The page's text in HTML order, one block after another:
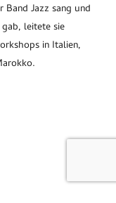
Band Jazz sang und
leitete sie
in Italien,